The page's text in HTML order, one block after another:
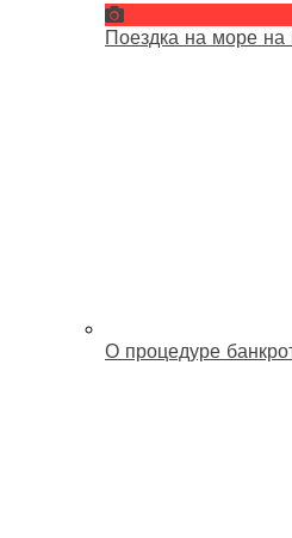
Поездка на море
О процедуре